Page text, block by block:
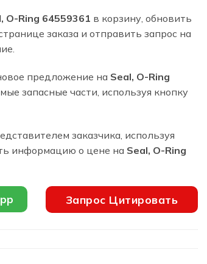
O-Ring 64559361 в корзину, обновить
заказа и отправить запрос на
предложение на Seal, O-Ring
запасные части, используя кнопку
заказчика, используя
информацию о цене на Seal, O-Ring
Запрос Цитировать